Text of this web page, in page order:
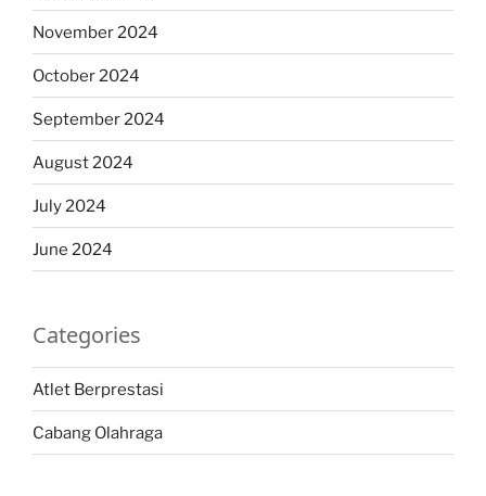
November 2024
October 2024
September 2024
August 2024
July 2024
June 2024
Categories
Atlet Berprestasi
Cabang Olahraga